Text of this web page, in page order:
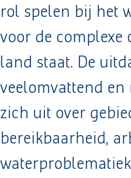
rol spelen bij het
voor de complexe
land staat. De
veelomvattend
zich uit over
bereikbaarheid,